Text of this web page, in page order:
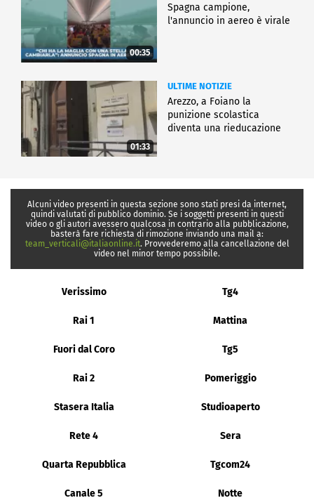
00:35
Spagna campione,
l'annuncio in aereo è virale
01:33
ULTIME NOTIZIE
Arezzo, a Foiano la
punizione scolastica
diventa una rieducazione
Alcuni video presenti in questa sezione sono stati presi da internet,
quindi valutati di pubblico dominio. Se i soggetti presenti in questi
video o gli autori avessero qualcosa in contrario alla pubblicazione,
basterà fare richiesta di rimozione inviando una mail a:
team_verticali@italiaonline.it. Provvederemo alla cancellazione del
video nel minor tempo possibile.
Verissimo Tg4
Rai 1 Mattina
Fuori dal Coro Tg5
Rai 2 Pomeriggio
Stasera Italia Studioaperto
Rete 4 Sera
Quarta Repubblica Tgcom24
Canale 5 Notte